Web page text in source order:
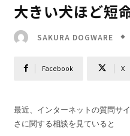
大きい犬ほど短
SAKURA DOGWARE
Facebook X
最近、インターネットの質問サ
さに関する相談を見ていると